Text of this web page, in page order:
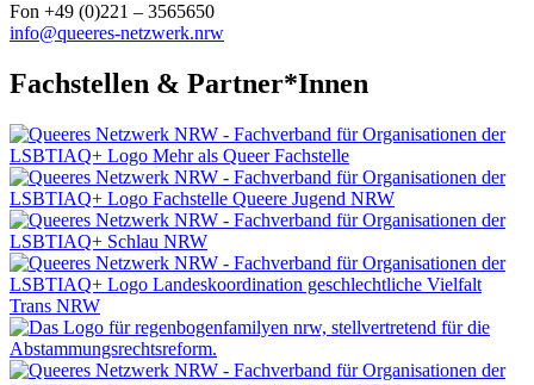
Fon +49 (0)221 – 3565650
info@queeres-netzwerk.nrw
Fachstellen & Partner*Innen